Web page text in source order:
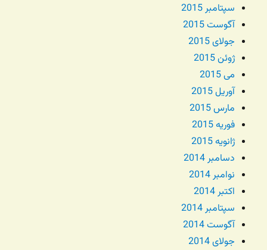
سپتامبر 2015
آگوست 2015
جولای 2015
ژوئن 2015
می 2015
آوریل 2015
مارس 2015
فوریه 2015
ژانویه 2015
دسامبر 2014
نوامبر 2014
اکتبر 2014
سپتامبر 2014
آگوست 2014
جولای 2014